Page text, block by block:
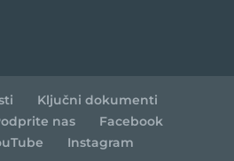
Ključni dokumenti
nas
Facebook
Instagram